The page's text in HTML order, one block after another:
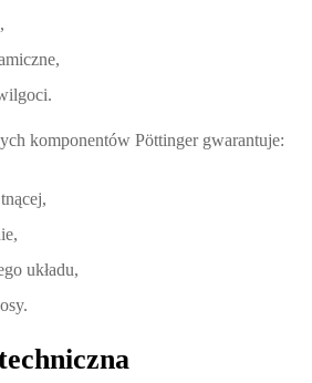
komponentów Pöttinger gwarantuje:
układu,